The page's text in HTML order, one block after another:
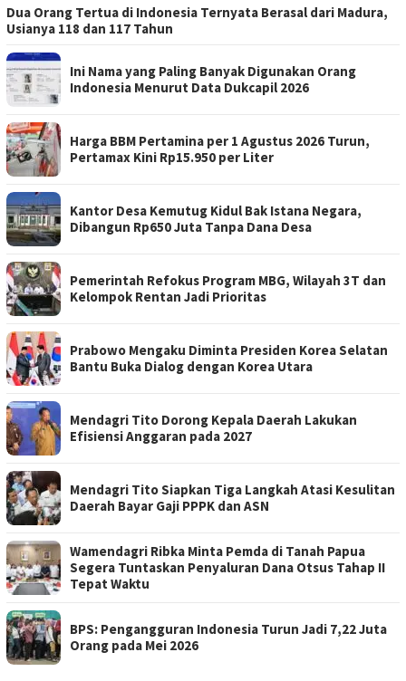
Dua Orang Tertua di Indonesia Ternyata Berasal dari Madura,
Usianya 118 dan 117 Tahun
Ini Nama yang Paling Banyak Digunakan Orang
Indonesia Menurut Data Dukcapil 2026
Harga BBM Pertamina per 1 Agustus 2026 Turun,
Pertamax Kini Rp15.950 per Liter
Kantor Desa Kemutug Kidul Bak Istana Negara,
Dibangun Rp650 Juta Tanpa Dana Desa
Pemerintah Refokus Program MBG, Wilayah 3T dan
Kelompok Rentan Jadi Prioritas
Prabowo Mengaku Diminta Presiden Korea Selatan
Bantu Buka Dialog dengan Korea Utara
Mendagri Tito Dorong Kepala Daerah Lakukan
Efisiensi Anggaran pada 2027
Mendagri Tito Siapkan Tiga Langkah Atasi Kesulitan
Daerah Bayar Gaji PPPK dan ASN
Wamendagri Ribka Minta Pemda di Tanah Papua
Segera Tuntaskan Penyaluran Dana Otsus Tahap II
Tepat Waktu
BPS: Pengangguran Indonesia Turun Jadi 7,22 Juta
Orang pada Mei 2026